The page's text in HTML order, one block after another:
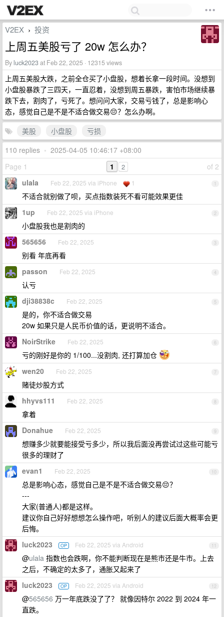
V2EX › 投资
上周五美股亏了 20w 怎么办？
By luck2023at Feb 22, 2025 · 12315 views
上周五美股大跌，之前全仓买了小盘股，想着长拿一段时间。没想到
小盘股暴跌了三四天，一直忍着，没想到周五暴跌，害怕市场继续暴
跌下去，割肉了，亏死了。想问问大家，交易亏钱了，总是影响心
态，感觉自己是不是不适合做交易😔？怎么办啊。
美股
小盘股
亏损
110 replies • 2025-04-05 10:46:17 +08:00
Page 1
of 2
1 2
1
ulala Feb 22, 2025 via iPhone 1
不适合就别做了呗，买点指数装死不看可能效果更佳
2
1up Feb 22, 2025 via iPhone
小盘股我也是割肉的
3
565656 Feb 22, 2025
别看 年底再看
4
passon Feb 22, 2025
认亏
5
dji38838c Feb 22, 2025
是的，你不适合做交易
20w 如果只是人民币价值的话，更说明不适合。
6
NoirStrike Feb 22, 2025
亏的刚好是你的 1/100...没割肉, 还打算加仓
7
wen20 Feb 22, 2025
赌徒炒股方式
8
hhyvs111 Feb 22, 2025
拿着
9
Donahue Feb 22, 2025
想赚多少就要能接受亏多少，所以我后面没再尝试过这些可能亏
很多的理财了
10
evan1 Feb 22, 2025
总是影响心态，感觉自己是不是不适合做交易😔？
---
大家(普通人)都是这样。
建议你自己好好想想怎么操作吧，听别人的建议后面大概率会更
后悔。
11
luck2023 OP Feb 22, 2025 via Android
@ulala 指数也会跌啊，你不能判断现在是熊市还是牛市。上去
之后，不确定的太多了，通胀又起来了
12
luck2023 OP Feb 22, 2025 via Android
@565656 万一年底跌没了了？ 就像因特尔 2022 到 2024 年一
直跌。